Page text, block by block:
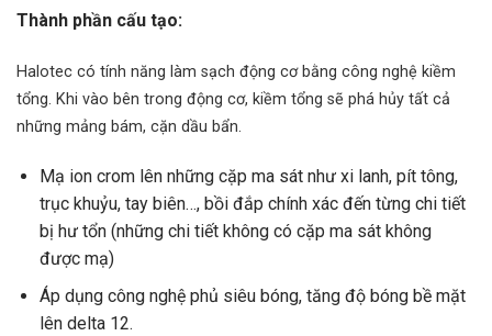
Thành phần cấu tạo:
Halotec có tính năng làm sạch động cơ bằng công nghệ kiềm
tổng. Khi vào bên trong động cơ, kiềm tổng sẽ phá hủy tất cả
những mảng bám, cặn dầu bẩn.
Mạ ion crom lên những cặp ma sát như xi lanh, pít tông,
trục khuỷu, tay biên…, bồi đắp chính xác đến từng chi tiết
bị hư tổn (những chi tiết không có cặp ma sát không
được mạ)
Áp dụng công nghệ phủ siêu bóng, tăng độ bóng bề mặt
lên delta 12.